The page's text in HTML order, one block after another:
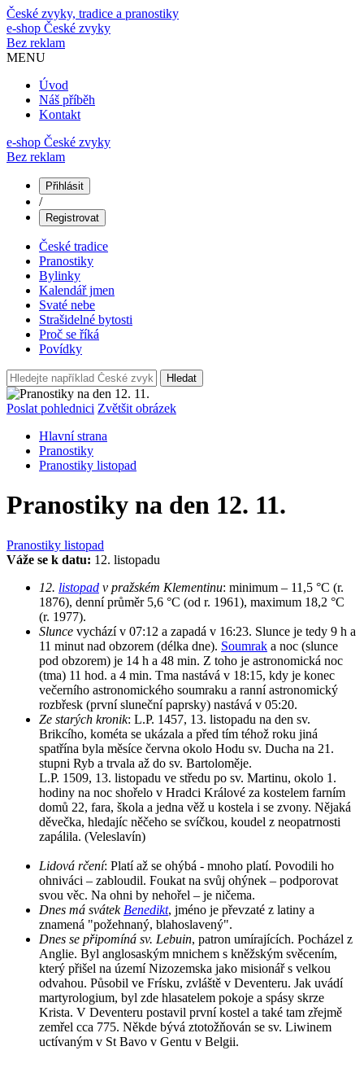
České zvyky, tradice a pranostiky
e-shop České zvyky
Bez reklam
MENU
Úvod
Náš příběh
Kontakt
e-shop České zvyky
Bez reklam
Přihlásit
/
Registrovat
České tradice
Pranostiky
Bylinky
Kalendář jmen
Svaté nebe
Strašidelné bytosti
Proč se říká
Povídky
Hledat
Poslat pohlednici Zvětšit obrázek
Hlavní strana
Pranostiky
Pranostiky listopad
Pranostiky na den 12. 11.
Pranostiky listopad
Váže se k datu: 12. listopadu
12. listopad v pražském Klementinu: minimum – 11,5 °C (r.
1876), denní průměr 5,6 °C (od r. 1961), maximum 18,2 °C
(r. 1977).
Slunce vychází v 07:12 a zapadá v 16:23. Slunce je tedy 9 h a
11 minut nad obzorem (délka dne). Soumrak a noc (slunce
pod obzorem) je 14 h a 48 min. Z toho je astronomická noc
(tma) 11 hod. a 4 min. Tma nastává v 18:15, kdy je konec
večerního astronomického soumraku a ranní astronomický
rozbřesk (první sluneční paprsky) nastává v 05:20.
Ze starých kronik: L.P. 1457, 13. listopadu na den sv.
Brikcího, kométa se ukázala a před tím téhož roku jiná
spatřína byla měsíce června okolo Hodu sv. Ducha na 21.
stupni Ryb a trvala až do sv. Bartoloměje.
L.P. 1509, 13. listopadu ve středu po sv. Martinu, okolo 1.
hodiny na noc shořelo v Hradci Králové za kostelem farním
domů 22, fara, škola a jedna věž u kostela i se zvony. Nějaká
děvečka, hledajíc něčeho se svíčkou, koudel z neopatrnosti
zapálila. (Veleslavín)
Lidová rčení: Platí až se ohýbá - mnoho platí. Povodili ho
ohniváci – zabloudil. Foukat na svůj ohýnek – podporovat
svou věc. Na ohni by nehořel – je ničema.
Dnes má svátek Benedikt, jméno je převzaté z latiny a
znamená "požehnaný, blahoslavený".
Dnes se připomíná sv. Lebuin, patron umírajících. Pocházel z
Anglie. Byl anglosaským mnichem s kněžským svěcením,
který přišel na území Nizozemska jako misionář s velkou
odvahou. Působil ve Frísku, zvláště v Deventeru. Jak uvádí
martyrologium, byl zde hlasatelem pokoje a spásy skrze
Krista. V Deventeru postavil první kostel a také tam zřejmě
zemřel cca 775. Někde bývá ztotožňován se sv. Liwinem
uctívaným v St Bavo v Gentu v Belgii.